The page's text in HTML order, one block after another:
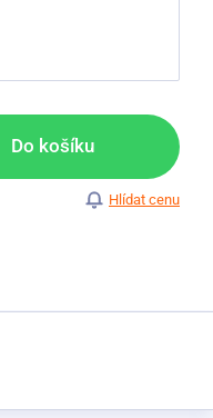
Do košíku
Hlídat cenu